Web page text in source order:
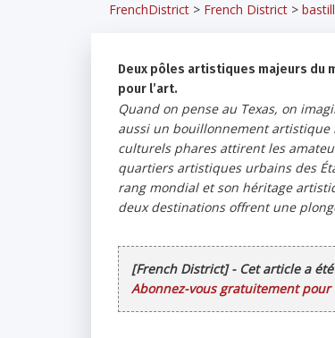
FrenchDistrict > French District >
Deux pôles artistiques majeurs du
pour l’art.
Quand on pense au Texas, on
aussi un bouillonnement artistique
culturels phares attirent les
quartiers artistiques urbains des
rang mondial et son héritage
deux destinations offrent une
[French District] - Cet article a
Abonnez-vous gratuitement